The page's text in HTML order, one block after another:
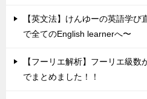
【英文法】けんゆーの英語学び
で全てのEnglish learnerへ〜
【フーリエ解析】フーリエ級
でまとめました！！